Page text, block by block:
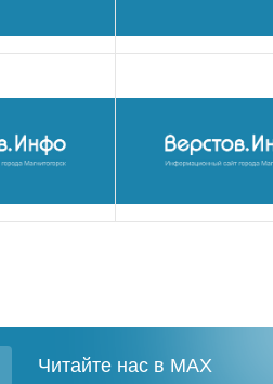
Читайте нас в MAX